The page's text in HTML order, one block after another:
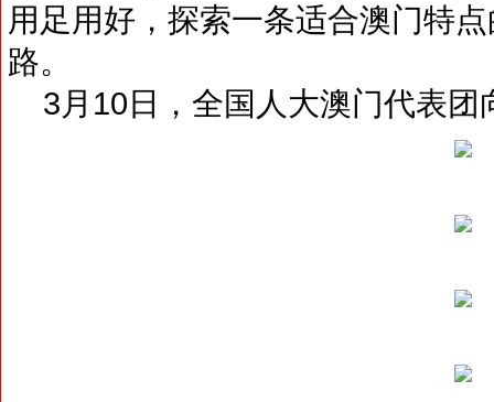
用足用好，探索一条适合澳门特
路。
3月10日，全国人大澳门代表团